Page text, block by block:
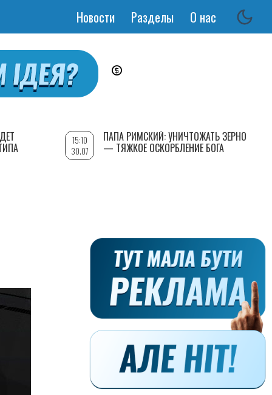
Основная
Новости Разделы О нас
15:10
30.07
ПАПА РИМСКИЙ: УНИЧТОЖАТЬ ЗЕРНО
— ТЯЖКОЕ ОСКОРБЛЕНИЕ БОГА